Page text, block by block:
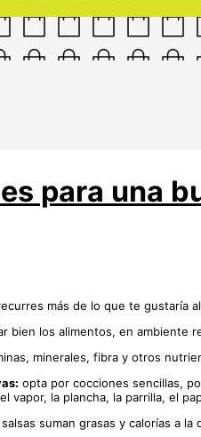
para una
más de lo que te gustaría
bien los alimentos, en ambiente
minerales, fibra y otros
opta por cocciones sencillas,
vapor, la plancha, la parrilla, el
suman grasas y calorías a